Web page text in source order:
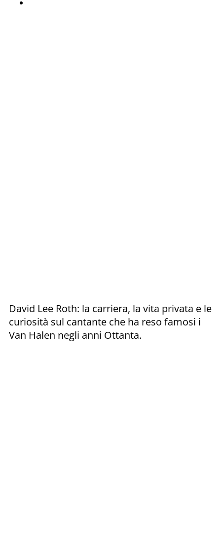
David Lee Roth: la carriera, la vita privata e le
curiosità sul cantante che ha reso famosi i
Van Halen negli anni Ottanta.